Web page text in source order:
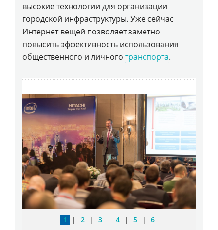
высокие технологии для организации
городской инфраструктуры. Уже сейчас
Интернет вещей позволяет заметно
повысить эффективность использования
общественного и личного транспорта.
1 | 2 | 3 | 4 | 5 | 6